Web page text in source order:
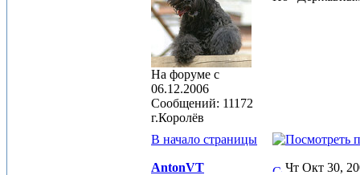
На форуме с
06.12.2006
Сообщений: 11172
г.Королёв
В начало страницы
AntonVT Чт Окт 30,